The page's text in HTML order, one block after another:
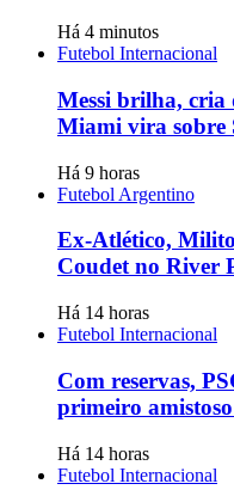
Há 4 minutos
Futebol Internacional
Messi brilha, cria
Miami vira sobre
Há 9 horas
Futebol Argentino
Ex-Atlético,
Coudet no River
Há 14 horas
Futebol Internacional
Com reservas,
primeiro
Há 14 horas
Futebol Internacional